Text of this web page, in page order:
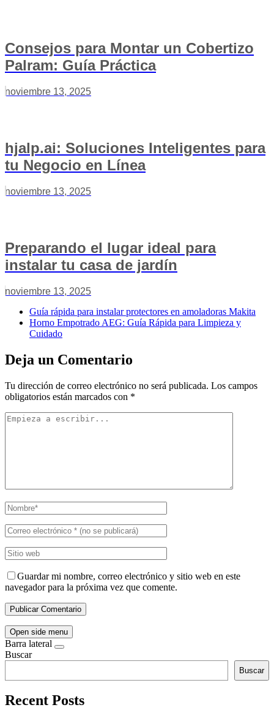
Consejos para Montar un Cobertizo
Palram: Guía Práctica
noviembre 13, 2025
hjalp.ai: Soluciones Inteligentes para
tu Negocio en Línea
noviembre 13, 2025
Preparando el lugar ideal para
instalar tu casa de jardín
noviembre 13, 2025
Guía rápida para instalar protectores en amoladoras Makita
Horno Empotrado AEG: Guía Rápida para Limpieza y
Cuidado
Deja un Comentario
Tu dirección de correo electrónico no será publicada. Los campos
obligatorios están marcados con *
Guardar mi nombre, correo electrónico y sitio web en este
navegador para la próxima vez que comente.
Open side menu
Barra lateral
Buscar
Buscar
Recent Posts